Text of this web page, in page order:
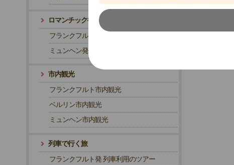
ロマンチック街道
フランクフルト発 ロマンチック街道ツアー
ミュンヘン発 ロマンチック街道ツアー
市内観光
フランクフルト市内観光
ベルリン市内観光
ミュンヘン市内観光
列車で行く旅
フランクフルト発 列車利用のツアー